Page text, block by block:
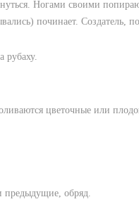
Ногами своими
починает. Создатель,
рубаху.
цветочные или
предыдущие, обряд.